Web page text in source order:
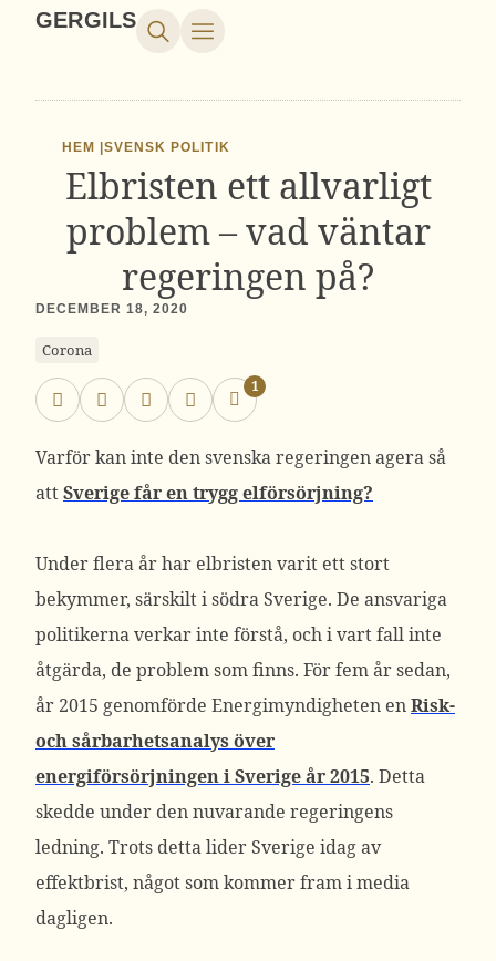
GERGILS
HEM |SVENSK POLITIK
Elbristen ett allvarligt
problem – vad väntar
regeringen på?
DECEMBER 18, 2020
Corona
1
Varför kan inte den svenska regeringen agera så
attSverige får en trygg elförsörjning?
Under flera år har elbristen varit ett stort
bekymmer, särskilt i södra Sverige. De ansvariga
politikerna verkar inte förstå, och i vart fall inte
åtgärda, de problem som finns. För fem år sedan,
år 2015 genomförde Energimyndigheten enRisk-
och sårbarhetsanalys över
energiförsörjningen i Sverige år 2015. Detta
skedde under den nuvarande regeringens
ledning. Trots detta lider Sverige idag av
effektbrist, något som kommer fram i media
dagligen.